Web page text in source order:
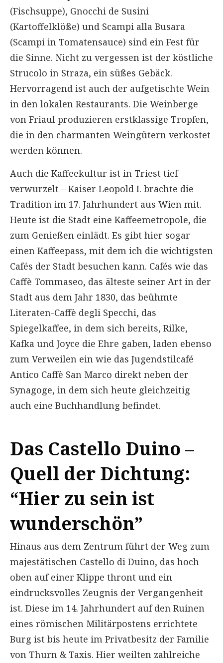
(Fischsuppe), Gnocchi de Susini
(Kartoffelklöße) und Scampi alla Busara
(Scampi in Tomatensauce) sind ein Fest für
die Sinne. Nicht zu vergessen ist der köstliche
Strucolo in Straza, ein süßes Gebäck.
Hervorragend ist auch der aufgetischte Wein
in den lokalen Restaurants. Die Weinberge
von Friaul produzieren erstklassige Tropfen,
die in den charmanten Weingütern verkostet
werden können.
Auch die Kaffeekultur ist in Triest tief
verwurzelt – Kaiser Leopold I. brachte die
Tradition im 17. Jahrhundert aus Wien mit.
Heute ist die Stadt eine Kaffeemetropole, die
zum Genießen einlädt. Es gibt hier sogar
einen Kaffeepass, mit dem ich die wichtigsten
Cafés der Stadt besuchen kann. Cafés wie das
Caffè Tommaseo, das älteste seiner Art in der
Stadt aus dem Jahr 1830, das beühmte
Literaten-Caffè degli Specchi, das
Spiegelkaffee, in dem sich bereits, Rilke,
Kafka und Joyce die Ehre gaben, laden ebenso
zum Verweilen ein wie das Jugendstilcafé
Antico Caffè San Marco direkt neben der
Synagoge, in dem sich heute gleichzeitig
auch eine Buchhandlung befindet.
Das Castello Duino –
Quell der Dichtung:
“Hier zu sein ist
wunderschön”
Hinaus aus dem Zentrum führt der Weg zum
majestätischen Castello di Duino, das hoch
oben auf einer Klippe thront und ein
eindrucksvolles Zeugnis der Vergangenheit
ist. Diese im 14. Jahrhundert auf den Ruinen
eines römischen Militärpostens errichtete
Burg ist bis heute im Privatbesitz der Familie
von Thurn & Taxis. Hier weilten zahlreiche